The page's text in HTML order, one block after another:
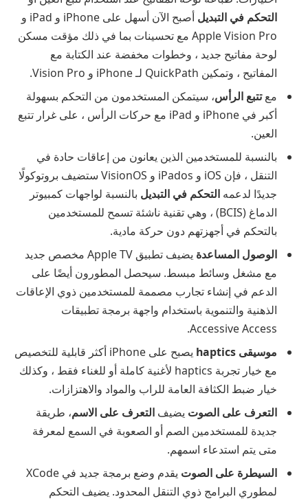
التحكم في التبديل
أصبح الآن أسهل على iPhone و iPad و
Apple Vision Pro مع تحسينات بما في ذلك مؤقت مسكن
لوحة مفاتيح جديد ، وخطوات مخفضة عند الكتابة مع
المفاتيح ، وتمكين QuickPath لـ iPhone و Vision Pro.
معتتبع الرأس، سيتمكن المستخدمون من التحكم بسهولة
أكبر في iPhone و iPad مع حركات الرأس ، على غرار تتبع
العين.
بالنسبة للمستخدمين الذين يعانون من إعاقات حادة في
التنقل ، فإن iOS و iPados و VisionOS ستضيف بروتوكولًا
جديدًا لدعمه التحكم في التبديل بالنسبة لواجهات كمبيوتر
الدماغ (BCIS) ، وهي تقنية ناشئة تسمح للمستخدمين
بالتحكم في أجهزتهم دون حركة مادية.
الوصول المساعدة
يضيف تطبيق Apple TV مخصص جديد
مع مشغل وسائط مبسط. سيحصل المطورون أيضًا على
الدعم في إنشاء تجارب مصممة للمستخدمين ذوي الإعاقات
الذهنية والتنموية باستخدام واجهة برمجة تطبيقات
Accessive Access.
موسيقى haptics
يصبح على iPhone أكثر قابلية للتخصيص
مع خيار تجربة haptics لأغنية كاملة أو للغناء فقط ، وكذلك
خيار ضبط الكثافة العامة للراب والمواد والاهتزازات.
التعرف على الصوت يضيف التعرف على الاسم، طريقة
جديدة للمستخدمين الصم أو الصعوبة في السمع لمعرفة
متى يتم استدعاء اسمهم.
السيطرة على الصوت
يقدم وضع برمجة جديد في XCode
لمطوري البرامج ذوي التنقل المحدود. يضيف التحكم